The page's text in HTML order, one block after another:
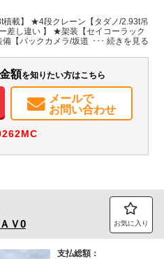
無
ABS エアバッグ
電動格納ミラー
ノ/2.93t吊
【セイコーラック
入れ1対（敷板2個）】 ★装備【バックカメラ/坂道発進補助装置】
額を知りたい方はこちら
メールで
お問い合わせ
Ｖ0 お気に入り
支払総額：